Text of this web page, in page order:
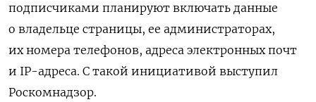
подписчиками планируют включать данные
о владельце страницы, ее администраторах,
их номера телефонов, адреса электронных почт
и IP-адреса. С такой инициативой выступил
Роскомнадзор.